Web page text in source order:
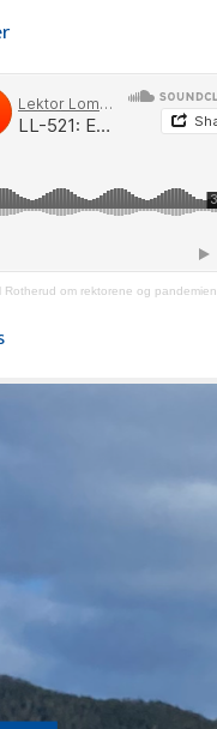
Rotherud om rektorene og pandemien